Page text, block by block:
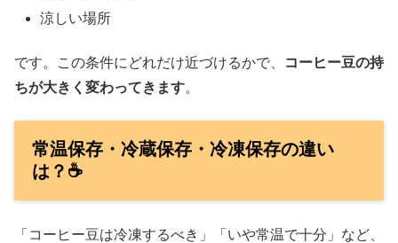
涼しい場所
です。この条件にどれだけ近づけるかで、
コーヒー豆の持
ちが大きく変わってきます。
常温保存・冷蔵保存・冷凍保存の違い
は？☕
「コーヒー豆は冷凍するべき」「いや常温で十分」など、